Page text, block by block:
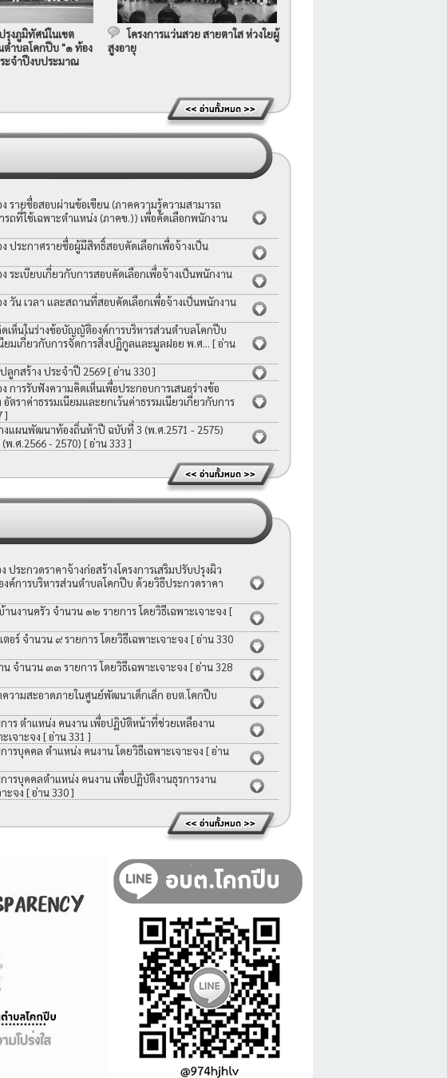
รุงภูมิทัศน์ในเขต
ตำบลโคกปีบ "๑ ท้อง
ะจำปีงบประมาณ
โครงการแว่นสวย สายตาใส ห่วงใยผู้
สูงอายุ
รายชื่อสอบผ่านข้อเขียน (ภาคความรู้ความสามารถ
ถที่ใช้เฉพาะตำแหน่ง (ภาคข.)) เพื่อคัดเลือกพนักงาน
ประกาศรายชื่อผู้มีสิทธิ์สอบคัดเลือกเพื่อจ้างเป็น
ระเบียบเกี่ยวกับการสอบคัดเลือกเพื่อจ้างเป็นพนักงาน
วัน เวลา และสถานที่สอบคัดเลือกเพื่อจ้างเป็นพนักงาน
เห็นในร่างข้อบัญญัติองค์การบริหารส่วนตำบลโคกปีบ
ยมเกี่ยวกับการจัดการสิ่งปฏิกูลและมูลฝอย พ.ศ... [ อ่าน
ลูกสร้าง ประจำปี 2569[ อ่าน 330 ]
การรับฟังความคิดเห็นเพื่อประกอบการเสนอร่างข้อ
ราค่าธรรมเนียมและยกเว้นค่าธรรมเนียวเกี่ยวกับการ
]
แผนพัฒนาท้องถิ่นห้าปี ฉบับที่ 3 (พ.ศ.2571 - 2575)
.ศ.2566 - 2570) [ อ่าน 333 ]
ระกวดราคาจ้างก่อสร้างโครงการเสริมปรับปรุงผิว
ค์การบริหารส่วนตำบลโคกปีบ ด้วยวิธีประกวดราคา
นงานครัว จำนวน ๑๒ รายการ โดยวิธีเฉพาะเจาะจง [
ร์ จำนวน ๙ รายการ โดยวิธีเฉพาะเจาะจง [ อ่าน 330
จำนวน ๓๓ รายการ โดยวิธีเฉพาะเจาะจง [ อ่าน 328
วามสะอาดภายในศูนย์พัฒนาเด็กเล็ก อบต.โคกปีบ
าร ตำแหน่ง คนงาน เพื่อปฏิบัติหน้าที่ช่วยเหลืองาน
เจาะจง [ อ่าน 331 ]
รบุคคล ตำแหน่ง คนงาน โดยวิธีเฉพาะเจาะจง [ อ่าน
ารบุคคลตำแหน่ง คนงาน เพื่อปฏิบัติงานธุรการงาน
ะจง [ อ่าน 330 ]